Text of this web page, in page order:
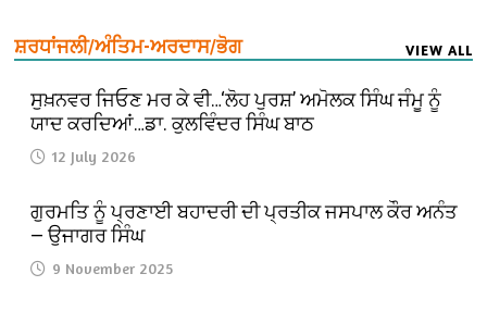
ਸ਼ਰਧਾਂਜਲੀ/ਅੰਤਿਮ-ਅਰਦਾਸ/ਭੋਗ VIEW ALL
ਸੁਖ਼ਨਵਰ ਜਿਓਣ ਮਰ ਕੇ ਵੀ…‘ਲੋਹ ਪੁਰਸ਼’ ਅਮੋਲਕ ਸਿੰਘ ਜੰਮੂ ਨੂੰ
ਯਾਦ ਕਰਦਿਆਂ…ਡਾ. ਕੁਲਵਿੰਦਰ ਸਿੰਘ ਬਾਠ
12 July 2026
ਗੁਰਮਤਿ ਨੂੰ ਪ੍ਰਣਾਈ ਬਹਾਦਰੀ ਦੀ ਪ੍ਰਤੀਕ ਜਸਪਾਲ ਕੌਰ ਅਨੰਤ
— ਉਜਾਗਰ ਸਿੰਘ
9 November 2025